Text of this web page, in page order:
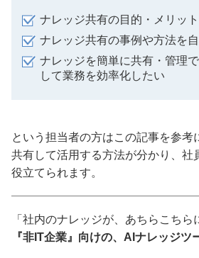
ナレッジ共有の目的・メリッ
ナレッジ共有の事例や方法を
ナレッジを簡単に共有・管理
して業務を効率化したい
という担当者の方はこの記事を参考
共有して活用する方法が分かり、社
役立てられます。
「社内のナレッジが、あちらこちら
『非IT企業』向けの、AIナレッジツ